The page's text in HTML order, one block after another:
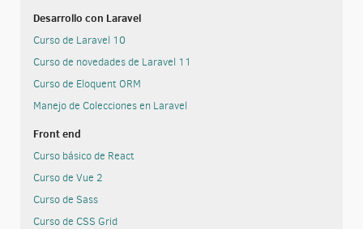
Desarrollo con Laravel
Curso de Laravel 10
Curso de novedades de Laravel 11
Curso de Eloquent ORM
Manejo de Colecciones en Laravel
Front end
Curso básico de React
Curso de Vue 2
Curso de Sass
Curso de CSS Grid